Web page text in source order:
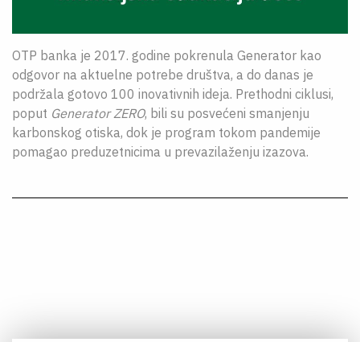
OTP banka je 2017. godine pokrenula Generator kao
odgovor na aktuelne potrebe društva, a do danas je
podržala gotovo 100 inovativnih ideja. Prethodni ciklusi,
poput Generator ZERO, bili su posvećeni smanjenju
karbonskog otiska, dok je program tokom pandemije
pomagao preduzetnicima u prevazilaženju izazova.